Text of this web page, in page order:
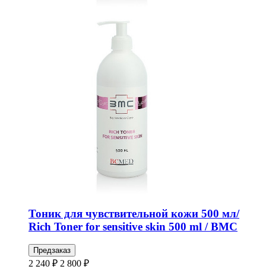
Тоник для чувствительной кожи 500 мл/
Rich Toner for sensitive skin 500 ml / BMC
Предзаказ
2 240 ₽ 2 800 ₽